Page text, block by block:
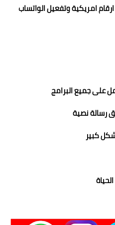
على ارقام امريكية وتفعيل الواتساب